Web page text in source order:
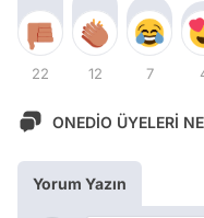
22 12 7
ONEDİO ÜYELERİ
Yorum Yazın